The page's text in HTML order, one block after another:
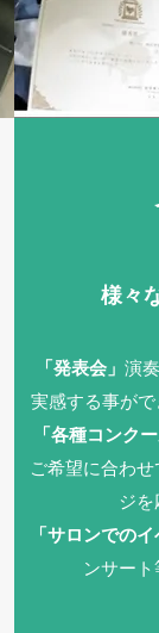
様々
「発表会」 演
実感する事が
「各種コンク
ご希望に合わ
ジを
「サロンでの
ンサー